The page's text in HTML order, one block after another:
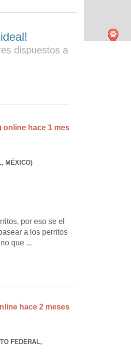
dispuestos a
hace 1 mes
MÉXICO)
por eso se el
a los perritos
que ...
hace 2 meses
FEDERAL,